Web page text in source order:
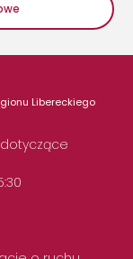
Libereckiego